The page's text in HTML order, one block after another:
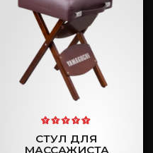
СТУЛ ДЛЯ
МАССАЖИСТА